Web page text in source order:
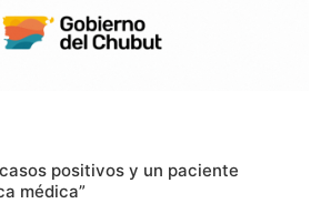
positivos y un paciente
médica”